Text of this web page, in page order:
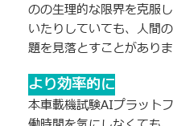
のの生理的な限界を克服
いたりしていても、人間
題を見落とすことがありま
より効率的に
本車載機試験AIプラット